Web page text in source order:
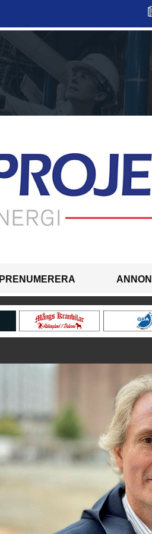
PRENUMERERA